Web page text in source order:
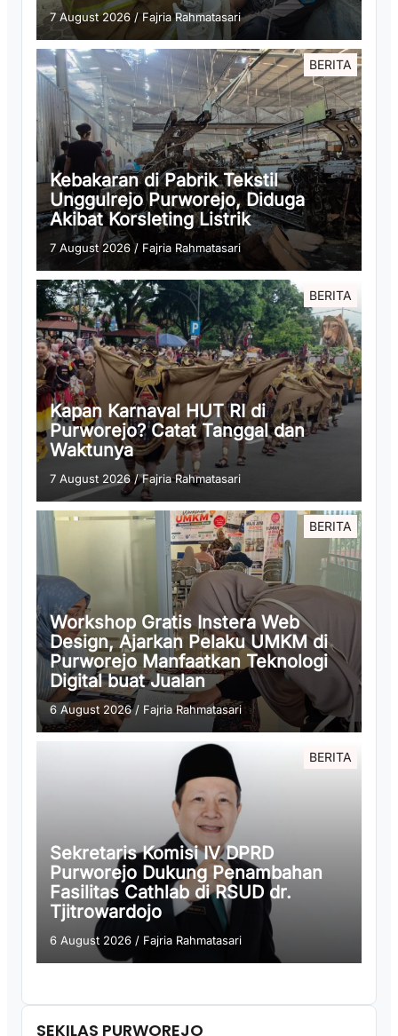
7 August 2026 /Fajria Rahmatasari
BERITA
Kebakaran di Pabrik Tekstil
Unggulrejo Purworejo, Diduga
Akibat Korsleting Listrik
7 August 2026/ Fajria Rahmatasari
BERITA
Kapan Karnaval HUT RI di
Purworejo? Catat Tanggal dan
Waktunya
7 August 2026 /Fajria Rahmatasari
BERITA
Workshop Gratis Instera Web
Design, Ajarkan Pelaku UMKM di
Purworejo Manfaatkan Teknologi
Digital buat Jualan
6 August 2026/ Fajria Rahmatasari
BERITA
Sekretaris Komisi IV DPRD
Purworejo Dukung Penambahan
Fasilitas Cathlab di RSUD dr.
Tjitrowardojo
6 August 2026 / Fajria Rahmatasari
SEKILAS PURWOREJO